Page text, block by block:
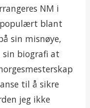
NM i
populært blant
sin misnøye,
sin biografi at
til å sikre
jeg ikke